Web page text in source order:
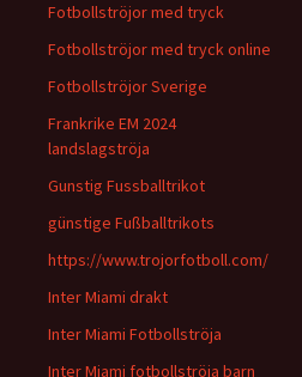
Fotbollströjor med tryck
Fotbollströjor med tryck online
Fotbollströjor Sverige
Frankrike EM 2024
landslagströja
Gunstig Fussballtrikot
günstige Fußballtrikots
https://www.trojorfotboll.com/
Inter Miami drakt
Inter Miami Fotbollströja
Inter Miami fotbollströja barn